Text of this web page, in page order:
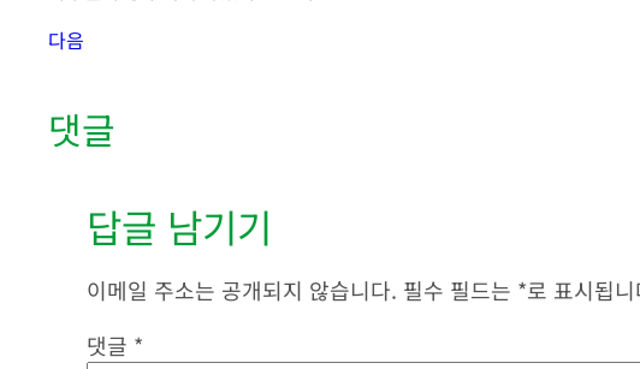
다음
댓글
답글 남기기
이메일 주소는 공개되지 않습니다. 필수 필드는 *로 표시됩니
댓글 *